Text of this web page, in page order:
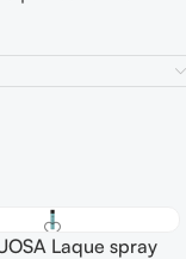
Laque spray